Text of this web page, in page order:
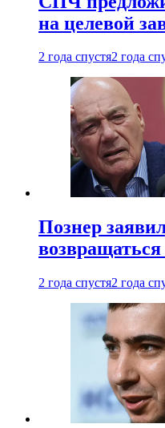
на целевой
2 года спустя2 года
Познер
2 года спустя2 года